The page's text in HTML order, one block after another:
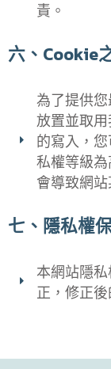
責。
六、Cookie
為了提供
放置並取
的寫入，
私權等級
會導致網
七、隱私權
本網站隱
正，修正